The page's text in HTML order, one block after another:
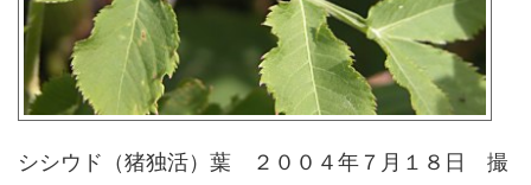
シシウド（猪独活）葉 ２００４年７月１８日 撮